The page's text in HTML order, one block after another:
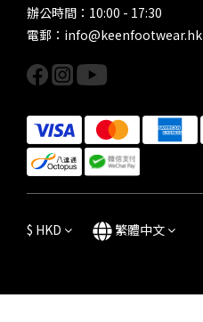
辦公時間：10:00 - 17:30
電郵：info@keenfootwear.hk
$ HKD 繁體中文